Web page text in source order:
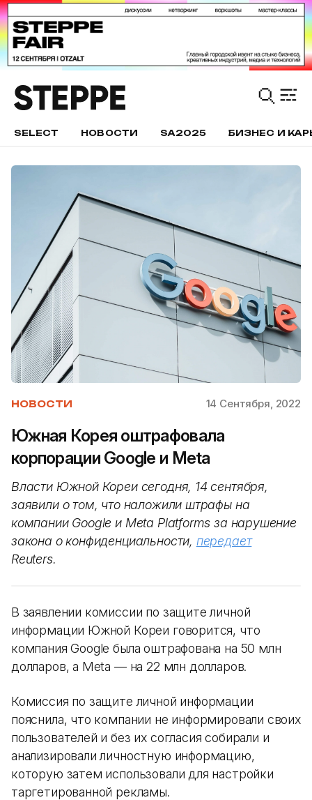
SELECT НОВОСТИ SA2025 БИЗНЕС И
НОВОСТИ 14 Сентября, 2022
Южная Корея оштрафовала
корпорации Google и Meta
Власти Южной Кореи сегодня, 14 сентября,
заявили о том, что наложили штрафы на
компании Google и Meta Platforms за нарушение
закона о конфиденциальности, передает
Reuters.
В заявлении комиссии по защите личной
информации Южной Кореи говорится, что
компания Google была оштрафована на 50 млн
долларов, а Meta — на 22 млн долларов.
Комиссия по защите личной информации
пояснила, что компании не информировали своих
пользователей и без их согласия собирали и
анализировали личностную информацию,
которую затем использовали для настройки
таргетированной рекламы.